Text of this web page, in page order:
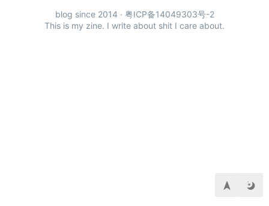
blog since 2014 · 粤ICP备14049303号-2
This is my zine. I write about shit I care about.